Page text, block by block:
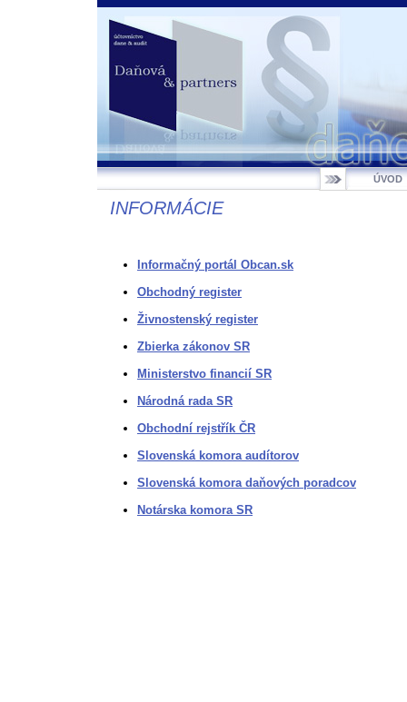
ÚVOD
INFORMÁCIE
Informačný portál Obcan.sk
Obchodný register
Živnostenský register
Zbierka zákonov SR
Ministerstvo financií SR
Národná rada SR
Obchodní rejstřík ČR
Slovenská komora audítorov
Slovenská komora daňových poradcov
Notárska komora SR